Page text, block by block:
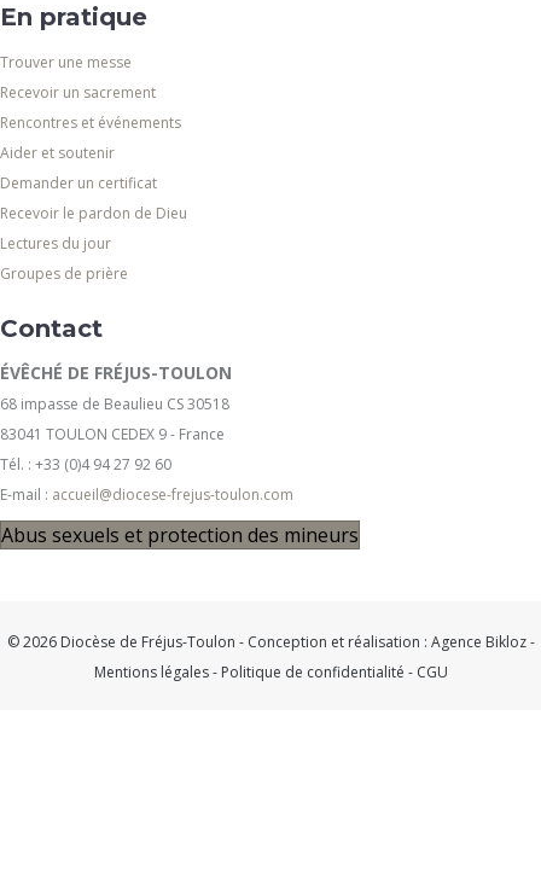
En pratique
Trouver une messe
Recevoir un sacrement
Rencontres et événements
Aider et soutenir
Demander un certificat
Recevoir le pardon de Dieu
Lectures du jour
Groupes de prière
Contact
ÉVÊCHÉ DE FRÉJUS-TOULON
68 impasse de Beaulieu CS 30518
83041 TOULON CEDEX 9 - France
Tél. : +33 (0)4 94 27 92 60
E-mail : accueil@diocese-frejus-toulon.com
Abus sexuels et protection des mineurs
© 2026 Diocèse de Fréjus-Toulon - Conception et réalisation : Agence Bikloz-
Mentions légales- Politique de confidentialité - CGU